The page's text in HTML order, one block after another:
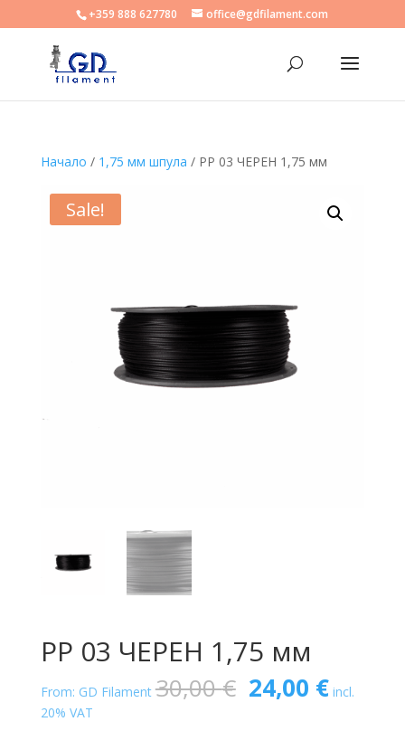
+359 888 627780 office@gdfilament.com
Начало / 1,75 мм шпула / PP 03 ЧЕРЕН 1,75 мм
Sale!
PP 03 ЧЕРЕН 1,75 мм
From: GD Filament 30,00€ Original
price
24,00 €
цена
incl.
20% VAT